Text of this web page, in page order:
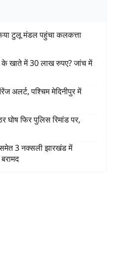
टुलू मंडल पहुंचा कलकत्ता
के खाते में 30 लाख रुपए? जांच में
अलर्ट, पश्चिम मेदिनीपुर में
घोष फिर पुलिस रिमांड पर,
3 नक्सली झारखंड में